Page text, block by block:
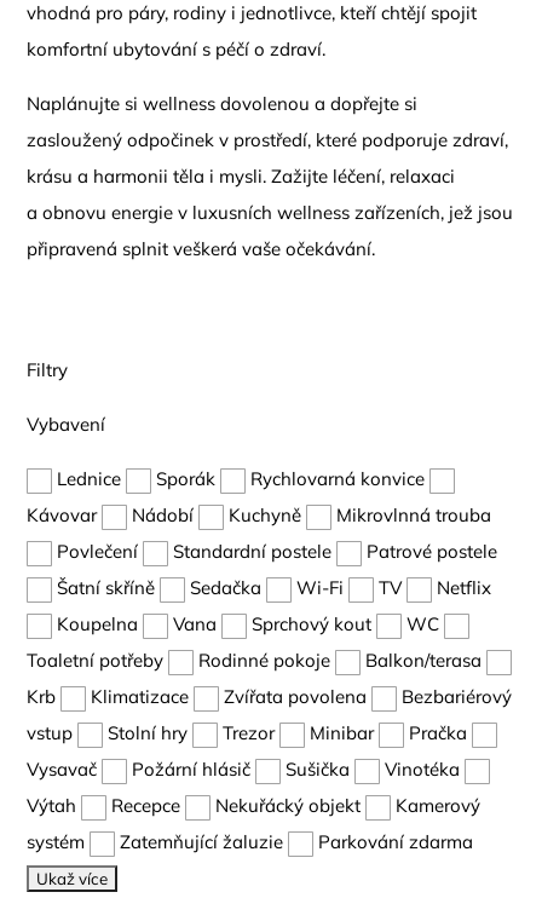
vhodná pro páry, rodiny i jednotlivce, kteří chtějí spojit
komfortní ubytování s péčí o zdraví.
Naplánujte si wellness dovolenou a dopřejte si
zasloužený odpočinek v prostředí, které podporuje zdraví,
krásu a harmonii těla i mysli. Zažijte léčení, relaxaci
a obnovu energie v luxusních wellness zařízeních, jež jsou
připravená splnit veškerá vaše očekávání.
Filtry
Vybavení
Lednice Sporák
Rychlovarná konvice
Kávovar
Nádobí Kuchyně
Mikrovlnná trouba
Povlečení
Standardní postele
Patrové postele
Šatní skříně
Sedačka Wi-Fi TV
Netflix
Koupelna
Vana Sprchový kout
WC
Toaletní potřeby
Rodinné pokoje
Balkon/terasa
Krb
Klimatizace Zvířata povolena
Bezbariérový
vstup
Stolní hry Trezor Minibar
Pračka
Vysavač
Požární hlásič Sušička
Vinotéka
Výtah
Recepce Nekuřácký objekt
Kamerový
systém
Zatemňující žaluzie Parkování zdarma
Ukaž více